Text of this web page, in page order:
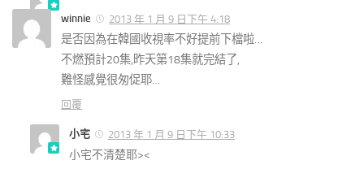
winnie 2013 年 1 月 9 日下午 4:18
是否因為在韓國收視率不好提前下檔啦…
不燃預計20集,昨天第18集就完結了,
難怪感覺很匆促耶…
回覆
小宅 2013 年 1 月 9 日下午 10:33
小宅不清楚耶><